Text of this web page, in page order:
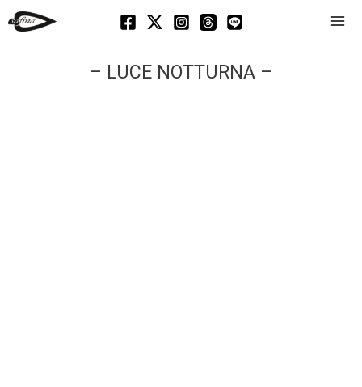
– LUCE NOTTURNA –